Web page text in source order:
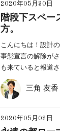
2020年05月30日
階段下スペー
方。
こんにちは！設計
事態宣言の解除が
も来ていると報道
三角 友香
2020年05月02日